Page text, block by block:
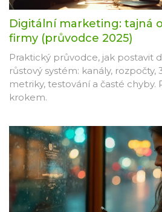
Digitální marketing: tajná
firmy (průvodce 2025)
Praktický průvodce, jak postavit
růstový systém: kanály,
metriky, testování a časté chyby.
krokem.